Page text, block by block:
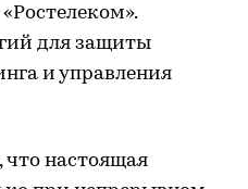
для защиты
и управления
настоящая